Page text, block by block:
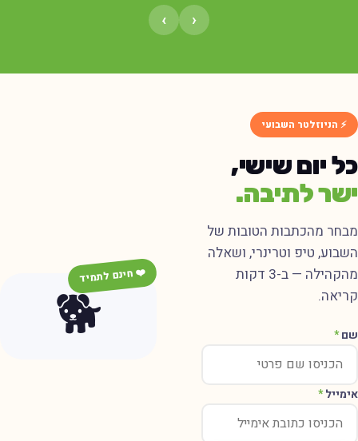
‹
›
⚡ הניוזלטר השבועי
כל יום שישי,
ישר לתיבה.
מבחר מהכתבות הטובות של
השבוע, טיפ וטרינרי, ושאלה
מהקהילה — ב-3 דקות
קריאה.
שם*
אימייל*
🐕
❤️ חינם לתמיד